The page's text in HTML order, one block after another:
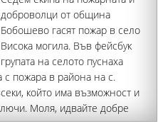
доброволци от община
Бобошево гасят пожар в село
Висока могила. Във фейсбук
групата на селото пуснаха
пожара в района на с.
който има възможност и
Моля, идвайте добре
здрави обувки,